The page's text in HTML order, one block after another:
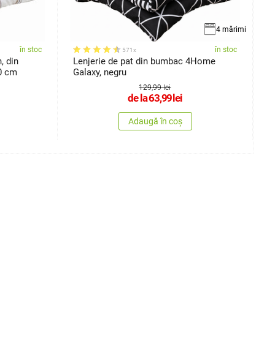
în stoc
din
cm
4 mărimi
571x în stoc
Lenjerie de pat din bumbac 4Home
Galaxy, negru
129,99 lei
de la63,99lei
Adaugă în coș